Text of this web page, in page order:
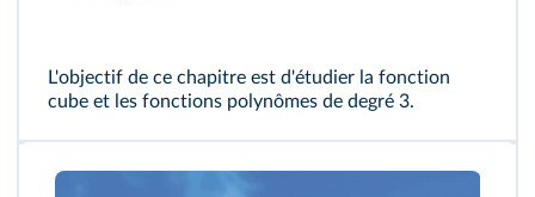
L'objectif de ce chapitre est d'étudier la fonction
cube et les fonctions polynômes de degré 3.